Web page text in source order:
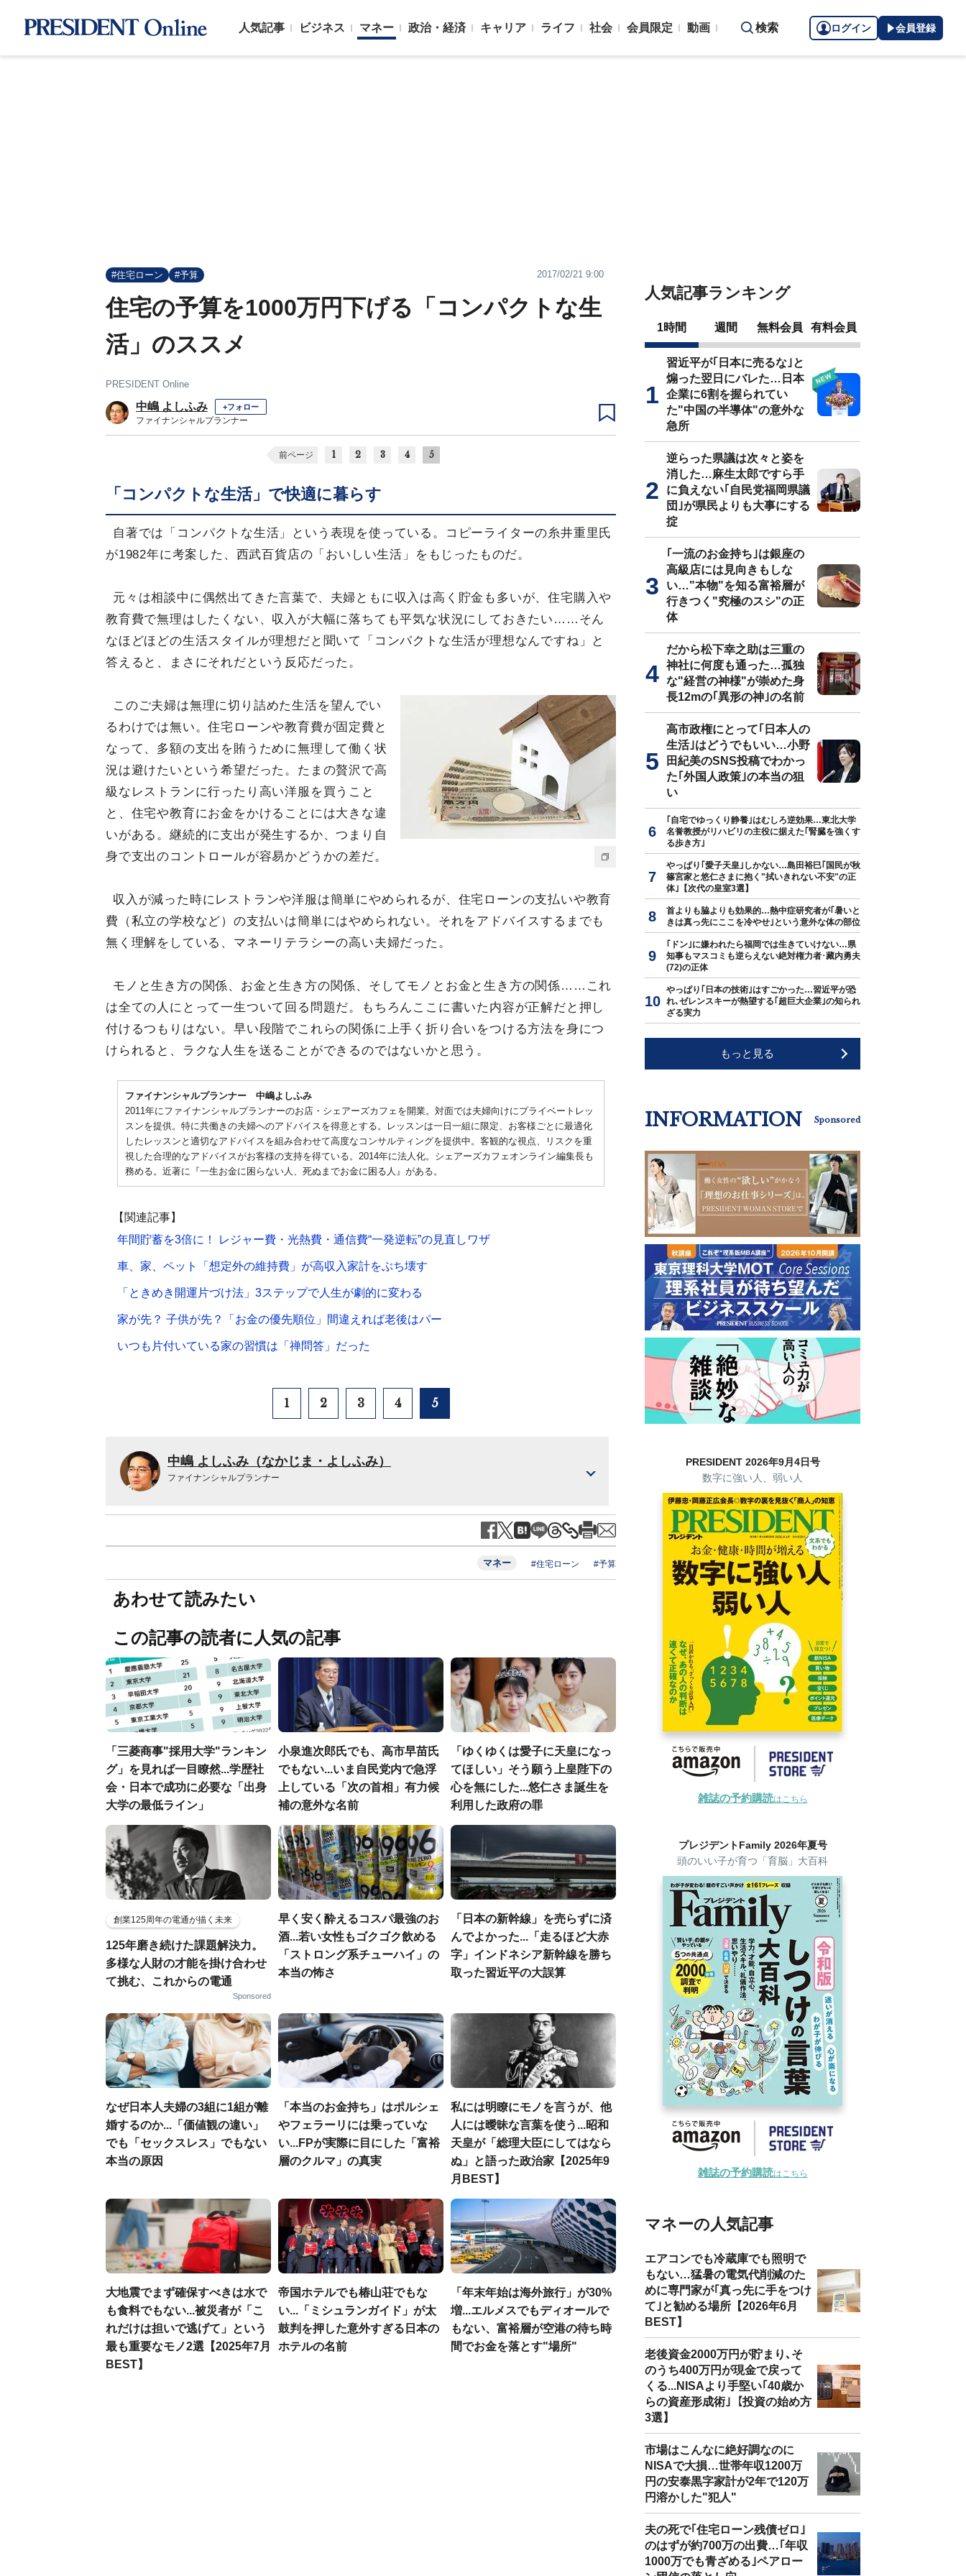
人気記事 ビジネス マネー 政治・経済 キャリア ライフ 社会 会員限定 動画 検索 ログイン 会員登録
#住宅ローン #予算 2017/02/21 9:00
住宅の予算を1000万円下げる「コンパクトな生
活」のススメ
PRESIDENT Online
中嶋 よしふみ +フォロー
ファイナンシャルプランナー
前ページ 1 2 3 4 5
「コンパクトな生活」で快適に暮らす
自著では「コンパクトな生活」という表現を使っている。コピーライターの糸井重里氏
が1982年に考案した、西武百貨店の「おいしい生活」をもじったものだ。
元々は相談中に偶然出てきた言葉で、夫婦ともに収入は高く貯金も多いが、住宅購入や
教育費で無理はしたくない、収入が大幅に落ちても平気な状況にしておきたい……そん
なほどほどの生活スタイルが理想だと聞いて「コンパクトな生活が理想なんですね」と
答えると、まさにそれだという反応だった。
このご夫婦は無理に切り詰めた生活を望んでい
るわけでは無い。住宅ローンや教育費が固定費と
なって、多額の支出を賄うために無理して働く状
況は避けたいという希望だった。たまの贅沢で高
級なレストランに行ったり高い洋服を買うこと
と、住宅や教育にお金をかけることには大きな違
いがある。継続的に支出が発生するか、つまり自
身で支出のコントロールが容易かどうかの差だ。
収入が減った時にレストランや洋服は簡単にやめられるが、住宅ローンの支払いや教育
費（私立の学校など）の支払いは簡単にはやめられない。それをアドバイスするまでも
無く理解をしている、マネーリテラシーの高い夫婦だった。
モノと生き方の関係、お金と生き方の関係、そしてモノとお金と生き方の関係……これ
は全ての人にとって一生ついて回る問題だ。もちろんここに書いた内容が正解だと押し
付けるつもりはない。早い段階でこれらの関係に上手く折り合いをつける方法を身につ
けられると、ラクな人生を送ることができるのではないかと思う。
ファイナンシャルプランナー 中嶋よしふみ
2011年にファイナンシャルプランナーのお店・シェアーズカフェを開業。対面では夫婦向けにプライベートレッ
スンを提供。特に共働きの夫婦へのアドバイスを得意とする。レッスンは一日一組に限定、お客様ごとに最適化
したレッスンと適切なアドバイスを組み合わせて高度なコンサルティングを提供中。客観的な視点、リスクを重
視した合理的なアドバイスがお客様の支持を得ている。2014年に法人化。シェアーズカフェオンライン編集長も
務める。近著に『一生お金に困らない人、死ぬまでお金に困る人』がある。
【関連記事】
年間貯蓄を3倍に！ レジャー費・光熱費・通信費“一発逆転”の見直しワザ
車、家、ペット「想定外の維持費」が高収入家計をぶち壊す
「ときめき開運片づけ法」3ステップで人生が劇的に変わる
家が先？ 子供が先？「お金の優先順位」間違えれば老後はパー
いつも片付いている家の習慣は「禅問答」だった
1 2 3 4 5
中嶋 よしふみ（なかじま・よしふみ）
ファイナンシャルプランナー
マネー #住宅ローン #予算
あわせて読みたい
この記事の読者に人気の記事
「三菱商事"採用大学"ランキン
グ」を見れば一目瞭然...学歴社
会・日本で成功に必要な「出身
大学の最低ライン」
小泉進次郎氏でも、高市早苗氏
でもない...いま自民党内で急浮
上している「次の首相」有力候
補の意外な名前
「ゆくゆくは愛子に天皇になっ
てほしい」そう願う上皇陛下の
心を無にした...悠仁さま誕生を
利用した政府の罪
創業125周年の電通が描く未来
125年磨き続けた課題解決力。
多様な人財の才能を掛け合わせ
て挑む、これからの電通
Sponsored
早く安く酔えるコスパ最強のお
酒...若い女性もゴクゴク飲める
「ストロング系チューハイ」の
本当の怖さ
「日本の新幹線」を売らずに済
んでよかった...「走るほど大赤
字」インドネシア新幹線を勝ち
取った習近平の大誤算
なぜ日本人夫婦の3組に1組が離
婚するのか...「価値観の違い」
でも「セックスレス」でもない
本当の原因
「本当のお金持ち」はポルシェ
やフェラーリには乗っていな
い...FPが実際に目にした「富裕
層のクルマ」の真実
私には明瞭にモノを言うが、他
人には曖昧な言葉を使う...昭和
天皇が「総理大臣にしてはなら
ぬ」と語った政治家【2025年9
月BEST】
大地震でまず確保すべきは水で
も食料でもない...被災者が「こ
れだけは担いで逃げて」という
最も重要なモノ2選【2025年7月
BEST】
帝国ホテルでも椿山荘でもな
い...「ミシュランガイド」が太
鼓判を押した意外すぎる日本の
ホテルの名前
「年末年始は海外旅行」が30%
増...エルメスでもディオールで
もない、富裕層が空港の待ち時
間でお金を落とす"場所"
人気記事ランキング
1時間 週間 無料会員 有料会員
習近平が｢日本に売るな｣と
煽った翌日にバレた…日本
企業に6割を握られてい
た"中国の半導体"の意外な
急所
逆らった県議は次々と姿を
消した…麻生太郎ですら手
に負えない｢自民党福岡県議
団｣が県民よりも大事にする
掟
｢一流のお金持ち｣は銀座の
高級店には見向きもしな
い…"本物"を知る富裕層が
行きつく"究極のスシ"の正
体
だから松下幸之助は三重の
神社に何度も通った…孤独
な"経営の神様"が崇めた身
長12mの｢異形の神｣の名前
高市政権にとって｢日本人の
生活｣はどうでもいい…小野
田紀美のSNS投稿でわかっ
た｢外国人政策｣の本当の狙
い
｢自宅でゆっくり静養｣はむしろ逆効果…東北大学
名誉教授がリハビリの主役に据えた｢腎臓を強くす
る歩き方｣
やっぱり｢愛子天皇｣しかない…島田裕巳｢国民が秋
篠宮家と悠仁さまに抱く"拭いきれない不安"の正
体｣【次代の皇室3選】
首よりも脇よりも効果的…熱中症研究者が｢暑いと
きは真っ先にここを冷やせ｣という意外な体の部位
｢ドン｣に嫌われたら福岡では生きていけない…県
知事もマスコミも逆らえない絶対権力者･藏内勇夫
(72)の正体
やっぱり｢日本の技術｣はすごかった…習近平が恐
れ､ゼレンスキーが熱望する｢超巨大企業｣の知られ
ざる実力
もっと見る
INFORMATION Sponsored
PRESIDENT 2026年9月4日号
数字に強い人、弱い人
雑誌の予約購読はこちら
プレジデントFamily 2026年夏号
頭のいい子が育つ「育脳」大百科
雑誌の予約購読はこちら
マネーの人気記事
エアコンでも冷蔵庫でも照明で
もない…猛暑の電気代削減のた
めに専門家が｢真っ先に手をつけ
て｣と勧める場所【2026年6月
BEST】
老後資金2000万円が貯まり､そ
のうち400万円が現金で戻って
くる...NISAより手堅い｢40歳か
らの資産形成術｣【投資の始め方
3選】
市場はこんなに絶好調なのに
NISAで大損…世帯年収1200万
円の安泰黒字家計が2年で120万
円溶かした"犯人"
夫の死で｢住宅ローン残債ゼロ｣
のはずが約700万の出費…｢年収
1000万でも青ざめる｣ペアロー